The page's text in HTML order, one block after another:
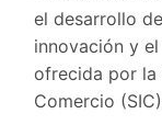
el desarrollo
innovación y
ofrecida por la
Comercio